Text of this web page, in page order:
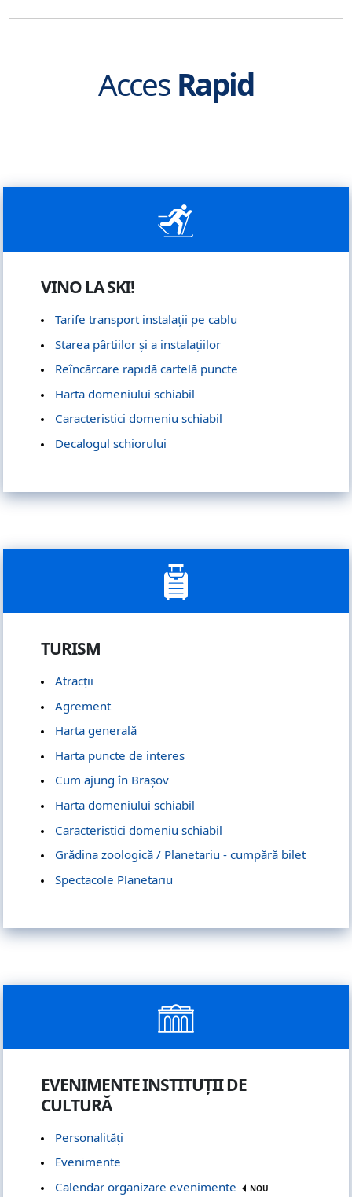
Acces Rapid
VINO LA SKI!
Tarife transport instalații pe cablu
Starea pârtiilor și a instalațiilor
Reîncărcare rapidă cartelă puncte
Harta domeniului schiabil
Caracteristici domeniu schiabil
Decalogul schiorului
TURISM
Atracții
Agrement
Harta generală
Harta puncte de interes
Cum ajung în Brașov
Harta domeniului schiabil
Caracteristici domeniu schiabil
Grădina zoologică / Planetariu - cumpără bilet
Spectacole Planetariu
EVENIMENTE INSTITUȚII DE
CULTURĂ
Personalități
Evenimente
Calendar organizare evenimente
NOU